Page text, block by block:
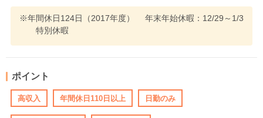
※年間休日124日（2017年度） 年末年始休暇：12/29～1/3
特別休暇
ポイント
高収入 年間休日110日以上 日勤のみ